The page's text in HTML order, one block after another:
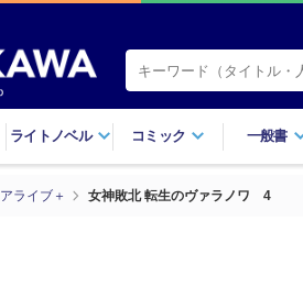
ライトノベル コミック 一般書
アライブ＋ 女神敗北 転生のヴァラノワ 4